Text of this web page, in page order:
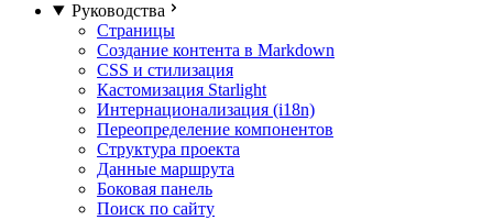
Руководства
Страницы
Создание контента в Markdown
CSS и стилизация
Кастомизация Starlight
Интернационализация (i18n)
Переопределение компонентов
Структура проекта
Данные маршрута
Боковая панель
Поиск по сайту